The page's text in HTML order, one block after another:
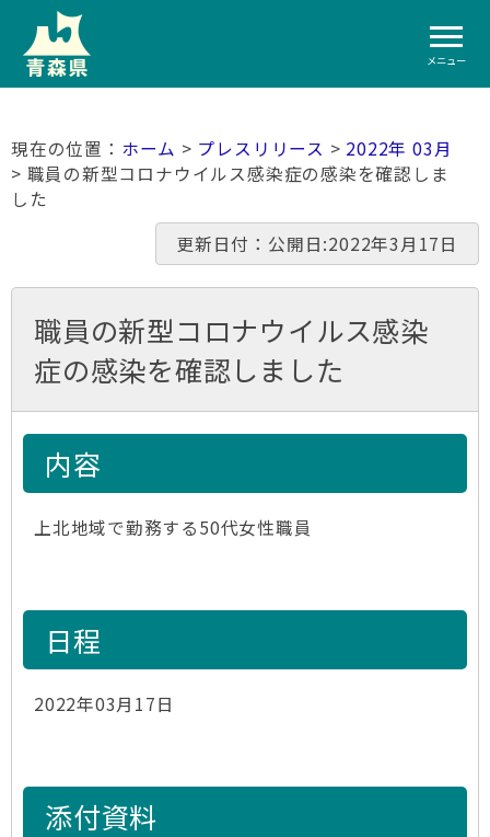
メニュー
ホーム > プレスリリース > 2022年 03月
> 職員の新型コロナウイルス感染症の感染を確認しま
した
更新日付：公開日:2022年3月17日
職員の新型コロナウイルス感染
症の感染を確認しました
内容
上北地域で勤務する50代女性職員
日程
2022年03月17日
添付資料